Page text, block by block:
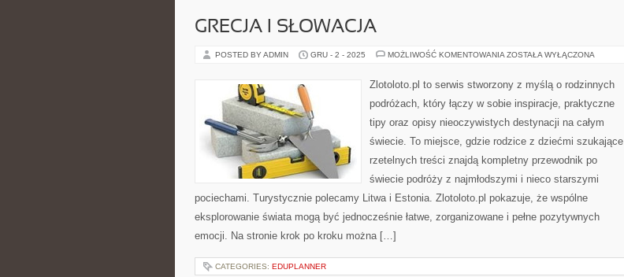
GRECJA I SŁOWACJA
POSTED BY ADMIN GRU - 2 - 2025 MOŻLIWOŚĆ KOMENTOWANIA GRECJA
ZOSTAŁA WYŁĄCZONA
Zlotoloto.pl to serwis stworzony z myślą o rodzinnych
podróżach, który łączy w sobie inspiracje, praktyczne
tipy oraz opisy nieoczywistych destynacji na całym
świecie. To miejsce, gdzie rodzice z dziećmi szukające
rzetelnych treści znajdą kompletny przewodnik po
świecie podróży z najmłodszymi i nieco starszymi
pociechami. Turystycznie polecamy Litwa i Estonia. Zlotoloto.pl pokazuje, że wspólne
eksplorowanie świata mogą być jednocześnie łatwe, zorganizowane i pełne pozytywnych
emocji. Na stronie krok po kroku można […]
CATEGORIES: EDUPLANNER